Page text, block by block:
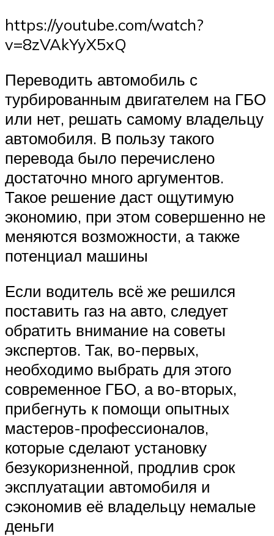
https://youtube.com/watch?
v=8zVAkYyX5xQ
Переводить автомобиль с
турбированным двигателем на ГБО
или нет, решать самому владельцу
автомобиля. В пользу такого
перевода было перечислено
достаточно много аргументов.
Такое решение даст ощутимую
экономию, при этом совершенно не
меняются возможности, а также
потенциал машины
Если водитель всё же решился
поставить газ на авто, следует
обратить внимание на советы
экспертов. Так, во-первых,
необходимо выбрать для этого
современное ГБО, а во-вторых,
прибегнуть к помощи опытных
мастеров-профессионалов,
которые сделают установку
безукоризненной, продлив срок
эксплуатации автомобиля и
сэкономив её владельцу немалые
деньги